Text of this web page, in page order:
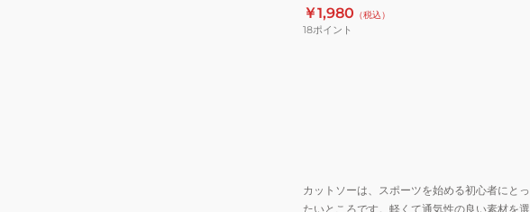
￥1,980 （税込）
18ポイント
カットソーは、スポーツを始める初心者にと
たいところです。軽くて通気性の良い素材を